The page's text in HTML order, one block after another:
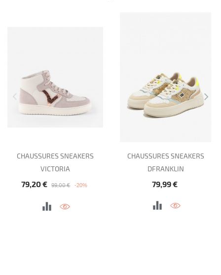
CHAUSSURES SNEAKERS
VICTORIA
Prix de base
99,00 € -20%
Prix
79,20 €
CHAUSSURES SNEAKERS
DFRANKLIN
Prix
79,99 €